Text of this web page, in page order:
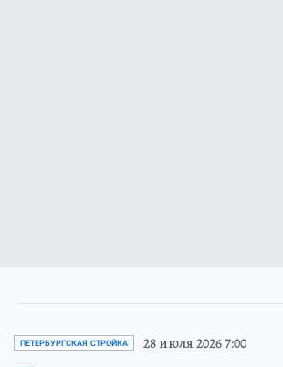
ПЕТЕРБУРГСКАЯ СТРОЙКА 28 июля 2026 7:00